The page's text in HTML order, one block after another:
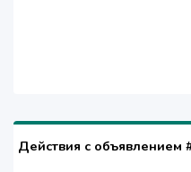
Действия с объявлением